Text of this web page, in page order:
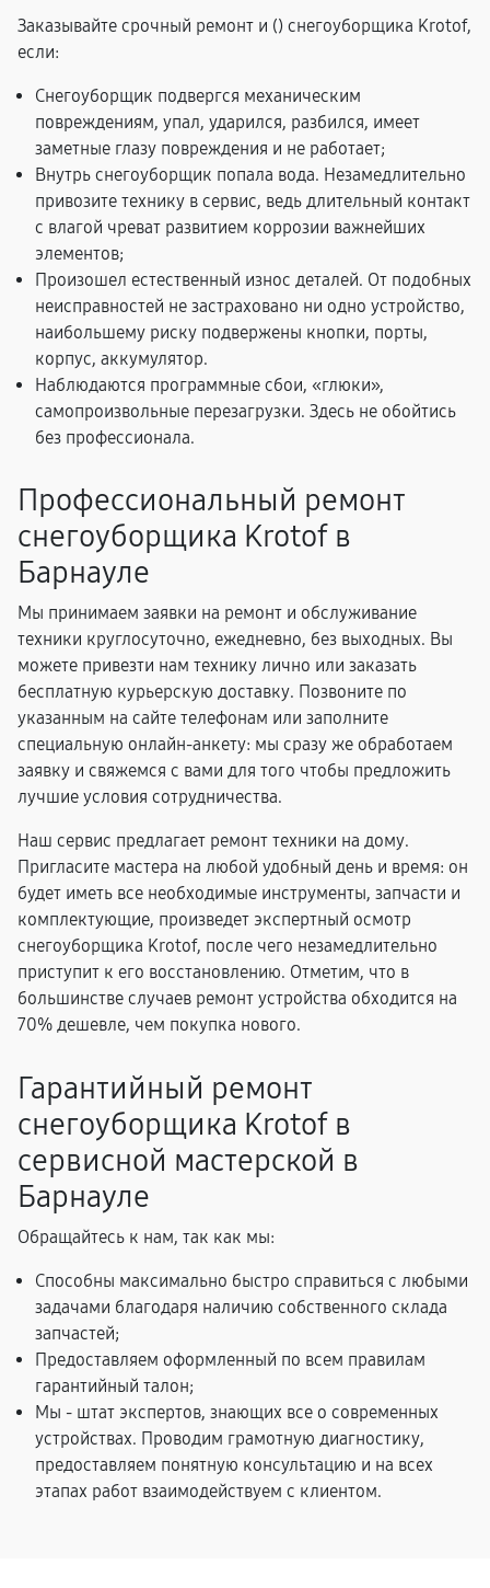
Заказывайте срочный ремонт и () снегоуборщика Krotof,
если:
Снегоуборщик подвергся механическим
повреждениям, упал, ударился, разбился, имеет
заметные глазу повреждения и не работает;
Внутрь снегоуборщик попала вода. Незамедлительно
привозите технику в сервис, ведь длительный контакт
с влагой чреват развитием коррозии важнейших
элементов;
Произошел естественный износ деталей. От подобных
неисправностей не застраховано ни одно устройство,
наибольшему риску подвержены кнопки, порты,
корпус, аккумулятор.
Наблюдаются программные сбои, «глюки»,
самопроизвольные перезагрузки. Здесь не обойтись
без профессионала.
Профессиональный ремонт
снегоуборщика Krotof в
Барнауле
Мы принимаем заявки на ремонт и обслуживание
техники круглосуточно, ежедневно, без выходных. Вы
можете привезти нам технику лично или заказать
бесплатную курьерскую доставку. Позвоните по
указанным на сайте телефонам или заполните
специальную онлайн-анкету: мы сразу же обработаем
заявку и свяжемся с вами для того чтобы предложить
лучшие условия сотрудничества.
Наш сервис предлагает ремонт техники на дому.
Пригласите мастера на любой удобный день и время: он
будет иметь все необходимые инструменты, запчасти и
комплектующие, произведет экспертный осмотр
снегоуборщика Krotof, после чего незамедлительно
приступит к его восстановлению. Отметим, что в
большинстве случаев ремонт устройства обходится на
70% дешевле, чем покупка нового.
Гарантийный ремонт
снегоуборщика Krotof в
сервисной мастерской в
Барнауле
Обращайтесь к нам, так как мы:
Способны максимально быстро справиться с любыми
задачами благодаря наличию собственного склада
запчастей;
Предоставляем оформленный по всем правилам
гарантийный талон;
Мы - штат экспертов, знающих все о современных
устройствах. Проводим грамотную диагностику,
предоставляем понятную консультацию и на всех
этапах работ взаимодействуем с клиентом.